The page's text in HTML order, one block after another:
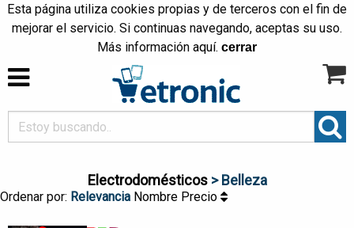
Esta página utiliza cookies propias y de terceros con el fin de
mejorar el servicio. Si continuas navegando, aceptas su uso.
Más información aquí. cerrar
Electrodomésticos> Belleza
Ordenar por: Relevancia Nombre Precio